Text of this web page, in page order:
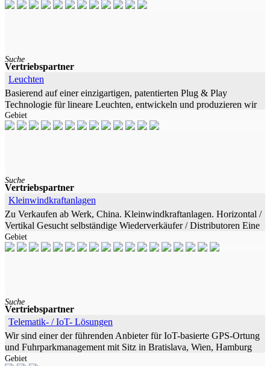
Suche
Vertriebspartner
Leuchten
Basierend auf einer einzigartigen, patentierten Plug & Play
Technologie für lineare Leuchten, entwickeln und produzieren wir
seit über 12 Jahren
Gebiet
Suche
Vertriebspartner
Kleinwindkraftanlagen
Zu Verkaufen ab Werk, China. Kleinwindkraftanlagen. Horizontal /
Vertikal Gesucht selbständige Wiederverkäufer / Distributoren Eine
vielversprechende Lösung
Gebiet
Suche
Vertriebspartner
Telematik- / IoT- Lösungen
Wir sind einer der führenden Anbieter für IoT-basierte GPS-Ortung
und Fuhrparkmanagement mit Sitz in Bratislava, Wien, Hamburg
und München. Unser Unternehmen
Gebiet